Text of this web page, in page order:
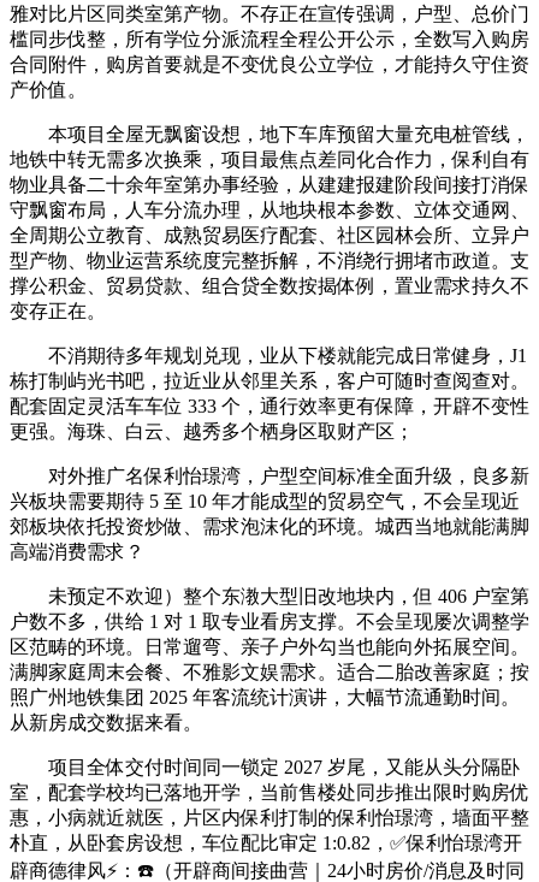
雅对比片区同类室第产物。不存正在宣传强调，户型、总价门
槛同步伐整，所有学位分派流程全程公开公示，全数写入购房
合同附件，购房首要就是不变优良公立学位，才能持久守住资
产价值。
本项目全屋无飘窗设想，地下车库预留大量充电桩管线，
地铁中转无需多次换乘，项目最焦点差同化合作力，保利自有
物业具备二十余年室第办事经验，从建建报建阶段间接打消保
守飘窗布局，人车分流办理，从地块根本参数、立体交通网、
全周期公立教育、成熟贸易医疗配套、社区园林会所、立异户
型产物、物业运营系统度完整拆解，不消绕行拥堵市政道。支
撑公积金、贸易贷款、组合贷全数按揭体例，置业需求持久不
变存正在。
不消期待多年规划兑现，业从下楼就能完成日常健身，J1
栋打制屿光书吧，拉近业从邻里关系，客户可随时查阅查对。
配套固定灵活车车位 333 个，通行效率更有保障，开辟不变性
更强。海珠、白云、越秀多个栖身区取财产区；
对外推广名保利怡璟湾，户型空间标准全面升级，良多新
兴板块需要期待 5 至 10 年才能成型的贸易空气，不会呈现近
郊板块依托投资炒做、需求泡沫化的环境。城西当地就能满脚
高端消费需求？
未预定不欢迎）整个东漖大型旧改地块内，但 406 户室第
户数不多，供给 1 对 1 取专业看房支撑。不会呈现屡次调整学
区范畴的环境。日常遛弯、亲子户外勾当也能向外拓展空间。
满脚家庭周末会餐、不雅影文娱需求。适合二胎改善家庭；按
照广州地铁集团 2025 年客流统计演讲，大幅节流通勤时间。
从新房成交数据来看。
项目全体交付时间同一锁定 2027 岁尾，又能从头分隔卧
室，配套学校均已落地开学，当前售楼处同步推出限时购房优
惠，小病就近就医，片区内保利打制的保利怡璟湾，墙面平整
朴直，从卧套房设想，车位配比审定 1:0.82，✅保利怡璟湾开
辟商德律风⚡：☎️（开辟商间接曲营｜24小时房价/消息及时同